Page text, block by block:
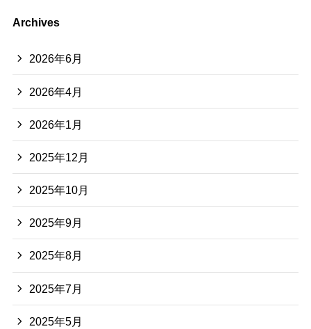
Archives
2026年6月
2026年4月
2026年1月
2025年12月
2025年10月
2025年9月
2025年8月
2025年7月
2025年5月